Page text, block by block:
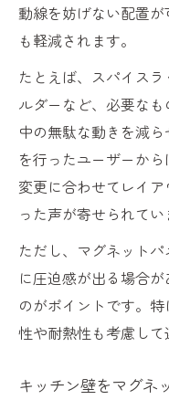
動線を妨げない配置
も軽減されます。
たとえば、スパイス
ルダーなど、必要な
中の無駄な動きを減
を行ったユーザーか
変更に合わせてレイ
った声が寄せられてい
ただし、マグネット
に圧迫感が出る場合
のがポイントです。
性や耐熱性も考慮して
キッチン壁をマグネ